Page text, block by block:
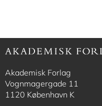
Akademisk Forlag
Vognmagergade 11
1120 København K